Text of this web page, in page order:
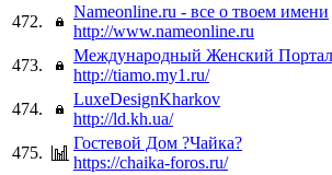
472.
Nameonline.ru - все о твоем имени
http://www.nameonline.ru
473.
Международный Женский Портал
http://tiamo.my1.ru/
474.
LuxeDesignKharkov
http://ld.kh.ua/
475.
Гостевой Дом ?Чайка?
https://chaika-foros.ru/